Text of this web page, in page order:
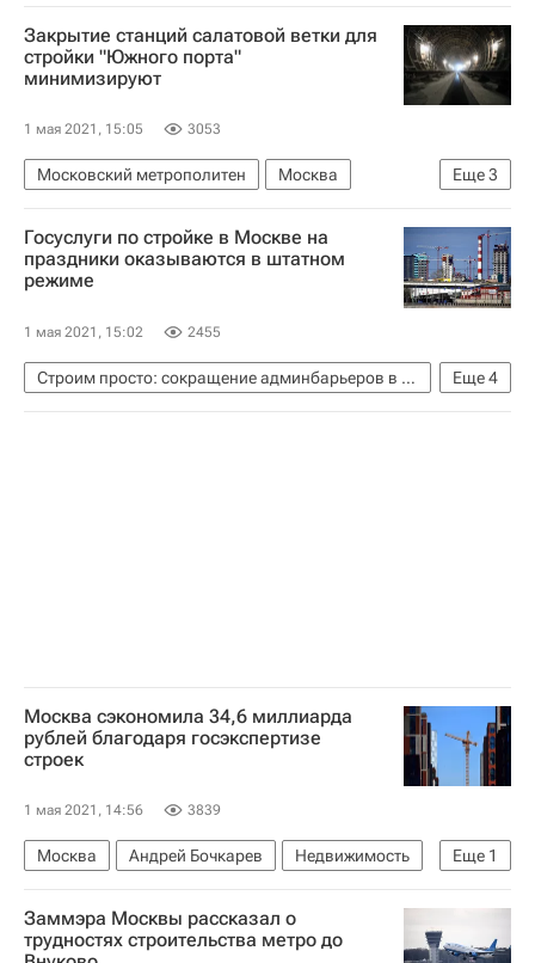
Недвижимость
Закрытие станций салатовой ветки для
стройки "Южного порта"
минимизируют
1 мая 2021, 15:05 3053
Еще3
Московский метрополитен
Москва
Андрей Бочкарев
Недвижимость
Инфраструктура
Госуслуги по стройке в Москве на
праздники оказываются в штатном
режиме
1 мая 2021, 15:02 2455
Еще4
Строим просто: сокращение админбарьеров в строительстве
Москва
Андрей Бочкарев
Жилье
Москва сэкономила 34,6 миллиарда
рублей благодаря госэкспертизе
строек
1 мая 2021, 14:56 3839
Еще 1
Москва Андрей Бочкарев
Недвижимость
Градостроительный комплекс Москвы
Заммэра Москвы рассказал о
трудностях строительства метро до